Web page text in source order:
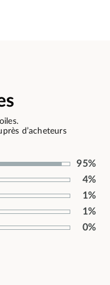
d’acheteurs
95%
4%
1%
1%
0%